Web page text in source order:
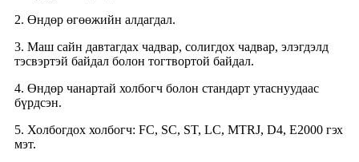
2. Өндөр өгөөжийн алдагдал.
3. Маш сайн давтагдах чадвар, солигдох чадвар, элэгдэлд
тэсвэртэй байдал болон тогтвортой байдал.
4. Өндөр чанартай холбогч болон стандарт утаснуудаас
бүрдсэн.
5. Холбогдох холбогч: FC, SC, ST, LC, MTRJ, D4, E2000 гэх
мэт.